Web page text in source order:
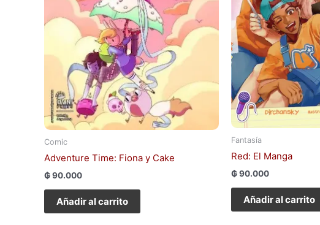
Comic
Adventure Time: Fiona y Cake
₲90.000
Añadir al carrito
Fantasía
Red: El Manga
₲90.000
Añadir al carrito